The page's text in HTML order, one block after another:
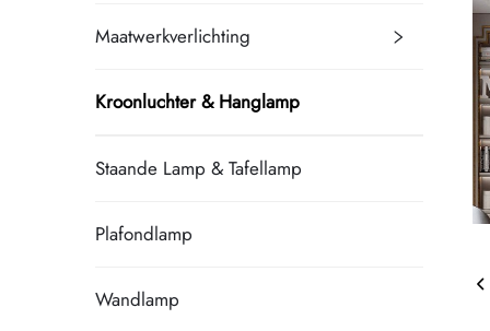
Maatwerkverlichting
Kroonluchter & Hanglamp
Staande Lamp & Tafellamp
Plafondlamp
Wandlamp